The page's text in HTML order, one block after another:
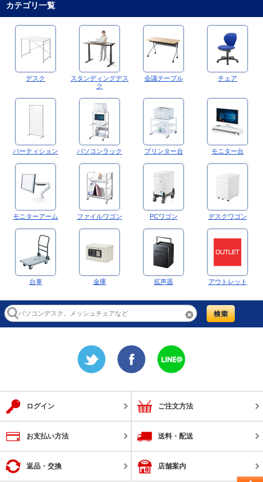
カテゴリ一覧
デスク
スタンディングデス
ク
会議テーブル チェア
パーティション パソコンラック プリンター台 モニター台
モニターアーム ファイルワゴン PCワゴン デスクワゴン
台車 金庫 拡声器 アウトレット
ログイン ご注文方法
お支払い方法 送料・配送
返品・交換 店舗案内